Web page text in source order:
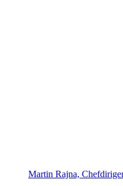
Martin Rajna,